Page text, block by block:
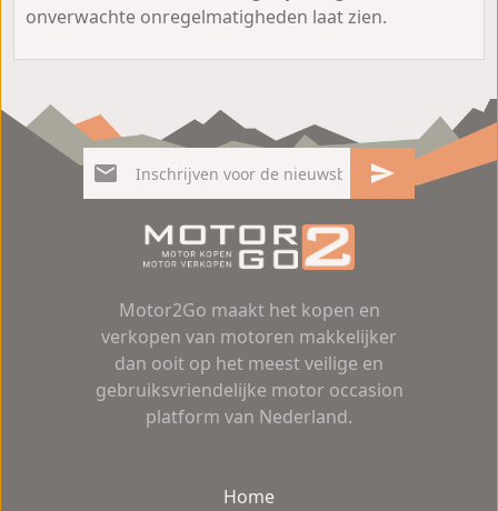
onverwachte onregelmatigheden laat zien.
Motor2Go maakt het kopen en
verkopen van motoren makkelijker
dan ooit op het meest veilige en
gebruiksvriendelijke motor occasion
platform van Nederland.
Home